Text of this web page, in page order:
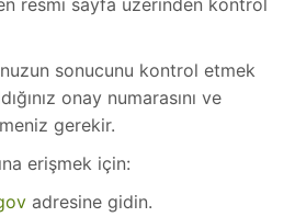
resmi sayfa üzerinden kontrol
sonucunu kontrol etmek
onay numarasını ve
gerekir.
erişmek için:
adresine gidin.